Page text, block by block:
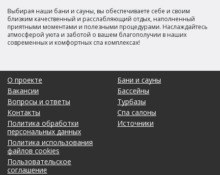
Выбирая наши бани и сауны, вы обеспечиваете себе и своим
близким качественный и расслабляющий отдых, наполненный
приятными моментами и полезными процедурами. Наслаждайтесь
атмосферой уюта и заботой о вашем благополучии в наших
современных и комфортных спа комплексах!
О проекте
Вакансии
Вопросы и ответы
Контакты
Политика обработки
персональных данных
Политика использования
файлов cookies
Пользовательское
соглашение
Бани и сауны
Бассейны
Турбазы
Спа салоны
Источники